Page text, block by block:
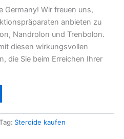
Germany! Wir freuen uns,
anbieten zu
Nandrolon und Trenbolon.
diesen wirkungsvollen
die Sie beim Erreichen Ihrer
Steroide kaufen